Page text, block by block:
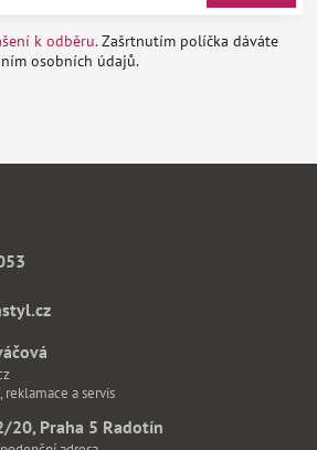
k odběru.Zašrtnutím políčka dáváte
osobních údajů.
a servis
20, Praha 5 Radotín